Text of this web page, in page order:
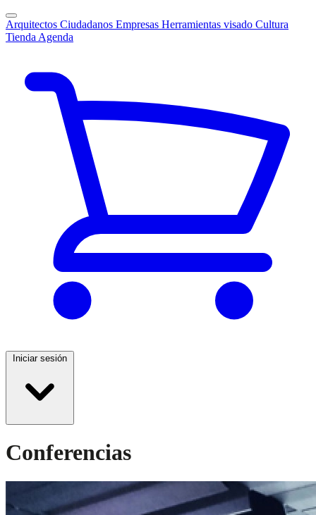
Arquitectos Ciudadanos Empresas Herramientas visado Cultura
Tienda Agenda
Iniciar sesión
Conferencias